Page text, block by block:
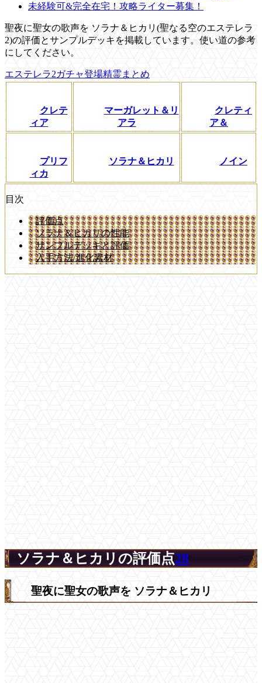
未経験可&完全在宅！攻略ライター募集！
聖夜に聖女の歌声を ソラナ＆ヒカリ(聖なる空のエステレラ
2)の評価とサンプルデッキを掲載しています。使い道の参考
にしてください。
エステレラ2ガチャ登場精霊まとめ
クレテ
ィア
マーガレット＆リ
アラ
クレティ
ア＆
プリフ
ィカ
ソラナ＆ヒカリ ノイン
目次
評価点
ソラナ＆ヒカリの性能
サンプルデッキと評価
入手方法/進化素材
ソラナ＆ヒカリの評価点28
聖夜に聖女の歌声を ソラナ＆ヒカリ